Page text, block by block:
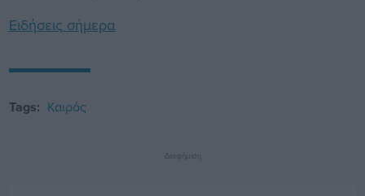
Ειδήσεις σήμερα
Tags: Καιρός
Διαφήμιση